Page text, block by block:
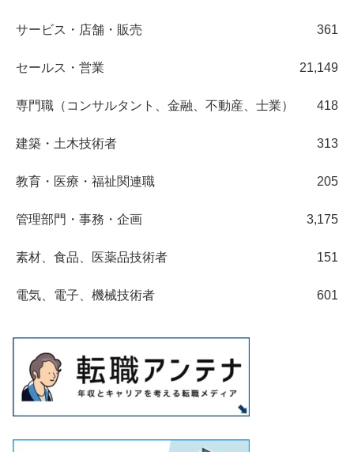
サービス・店舗・販売 361
セールス・営業 21,149
専門職（コンサルタント、金融、不動産、士業） 418
建築・土木技術者 313
教育・医療・福祉関連職 205
管理部門・事務・企画 3,175
素材、食品、医薬品技術者 151
電気、電子、機械技術者 601